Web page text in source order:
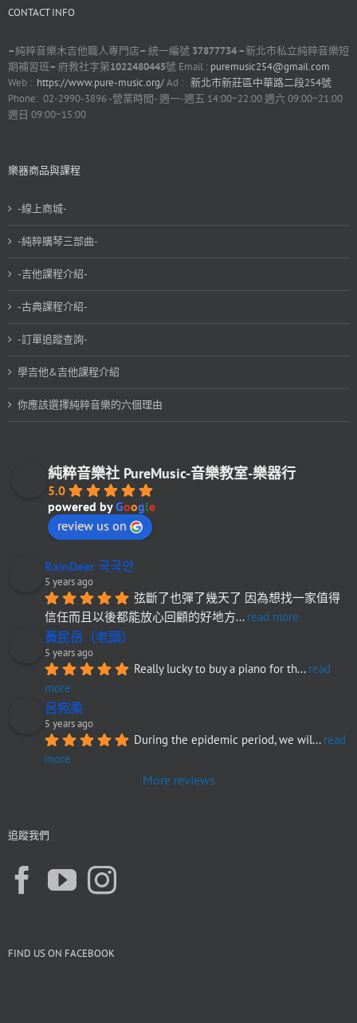
CONTACT INFO
–純粹音樂木吉他職人專門店– 統一編號 37877734 –新北市私立純粹音樂短
期補習班– 府教社字第1022480445號 Email : puremusic254@gmail.com
Web : https://www.pure-music.org/Ad : 新北市新莊區中華路二段254號
Phone: 02-2990-3896 -營業時間- 週一-週五 14:00~22:00 週六 09:00~21:00
週日 09:00~15:00
樂器商品與課程
-線上商城-
-純粹購琴三部曲-
-吉他課程介紹-
-古典課程介紹-
-訂單追蹤查詢-
學吉他&吉他課程介紹
你應該選擇純粹音樂的六個理由
純粹音樂社 PureMusic-音樂教室-樂器行
5.0
powered byGoogle
review us on
RainDeer 국국안
5 years ago
弦斷了也彈了幾天了 因為想找一家值得
信任而且以後都能放心回顧的好地方... read more
黃民岳（老頭）
5 years ago
Really lucky to buy a piano for th... read
more
呂宛柔
5 years ago
During the epidemic period, we wil... read
more
More reviews
追蹤我們
FIND US ON FACEBOOK